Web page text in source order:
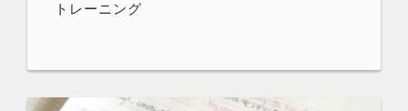
トレーニング